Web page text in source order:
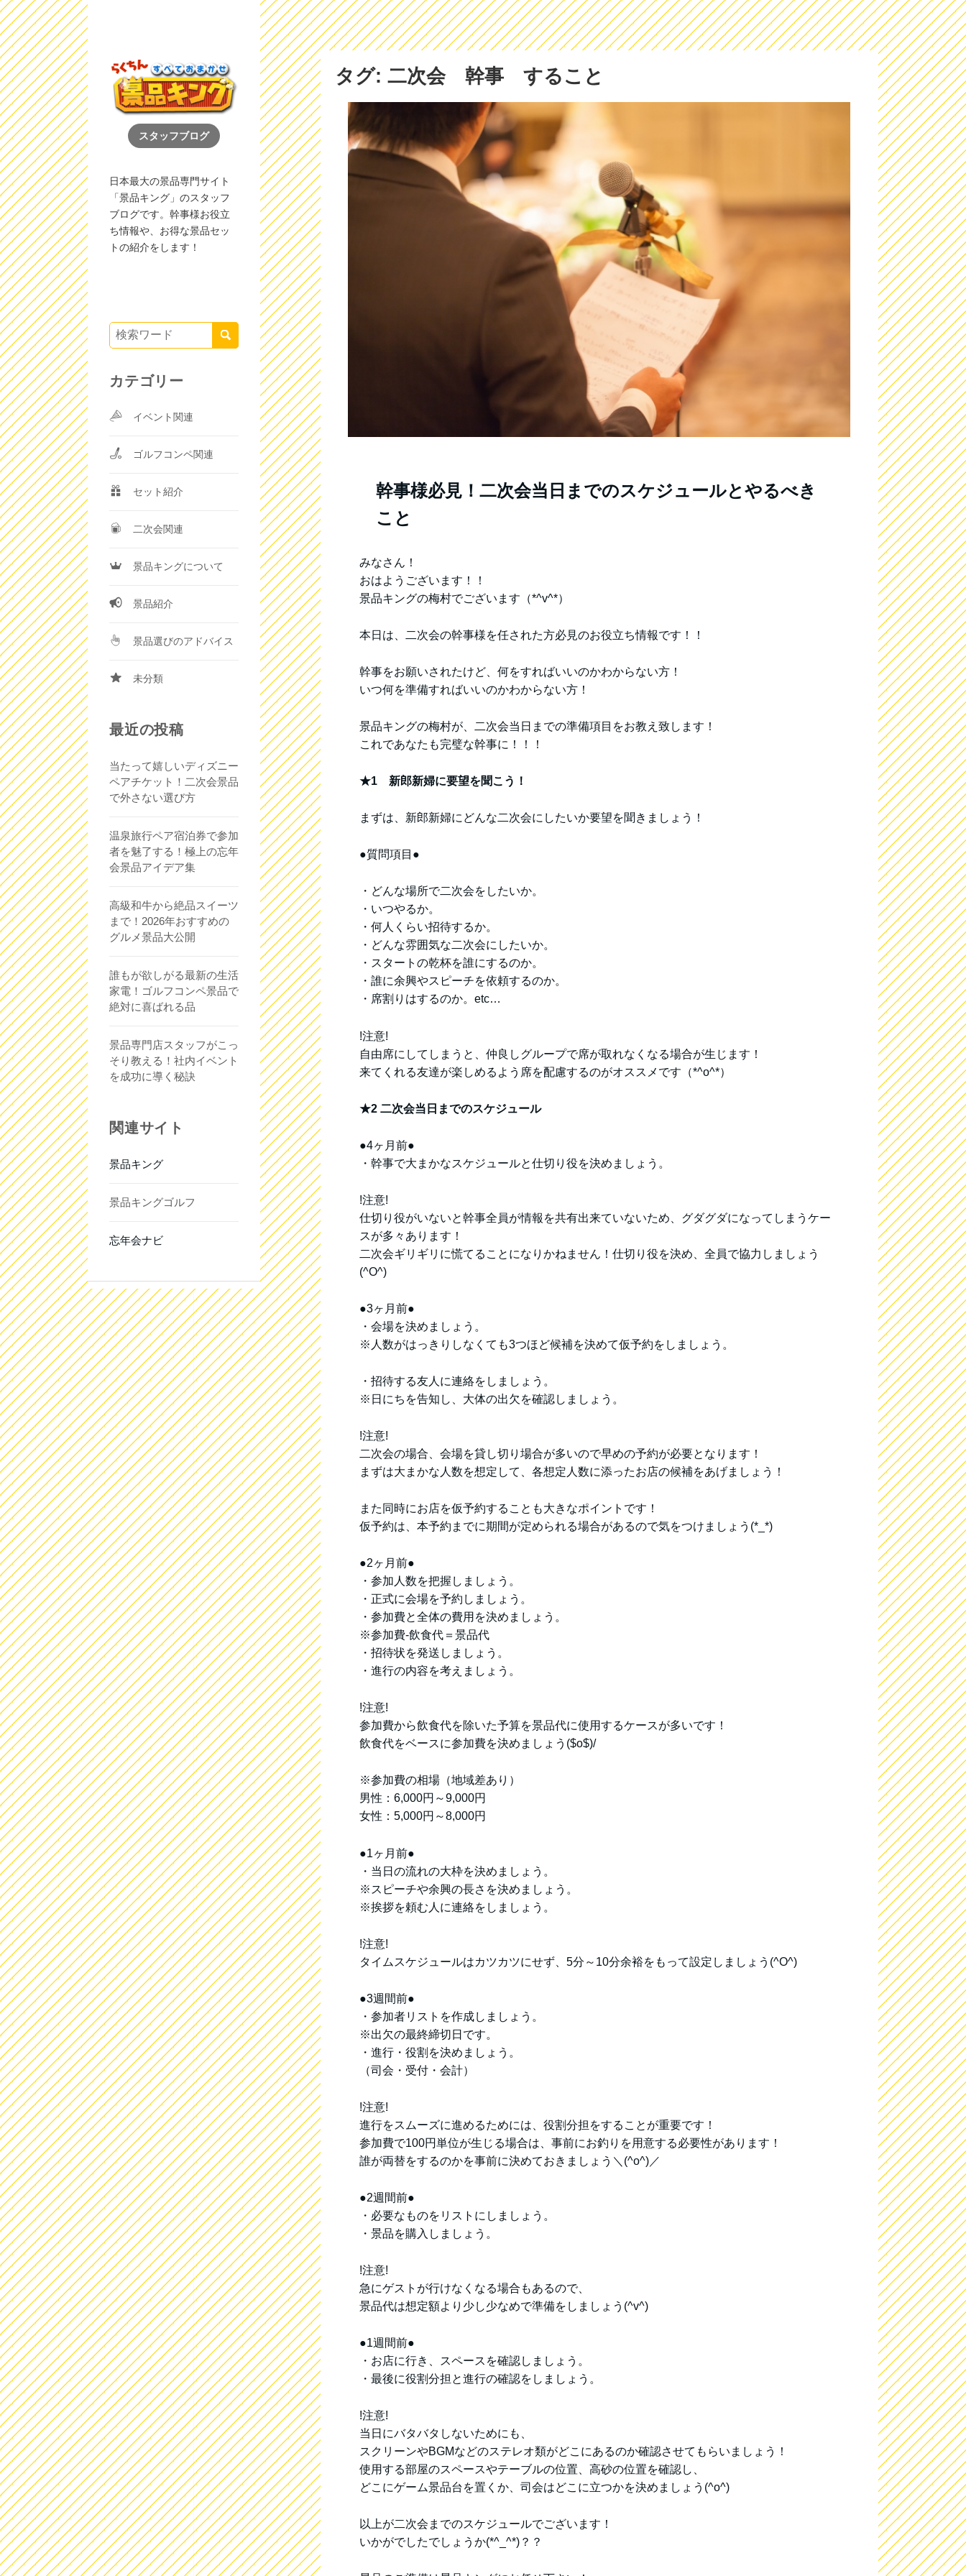
スタッフブログ
日本最大の景品専門サイト
「景品キング」のスタッフ
ブログです。幹事様お役立
ち情報や、お得な景品セッ
トの紹介をします！
カテゴリー
イベント関連
ゴルフコンペ関連
セット紹介
二次会関連
景品キングについて
景品紹介
景品選びのアドバイス
未分類
最近の投稿
当たって嬉しいディズニー
ペアチケット！二次会景品
で外さない選び方
温泉旅行ペア宿泊券で参加
者を魅了する！極上の忘年
会景品アイデア集
高級和牛から絶品スイーツ
まで！2026年おすすめの
グルメ景品大公開
誰もが欲しがる最新の生活
家電！ゴルフコンペ景品で
絶対に喜ばれる品
景品専門店スタッフがこっ
そり教える！社内イベント
を成功に導く秘訣
関連サイト
景品キング
景品キングゴルフ
忘年会ナビ
タグ: 二次会 幹事 すること
幹事様必見！二次会当日までのスケジュールとやるべき
こと
みなさん！
おはようございます！！
景品キングの梅村でございます（*^v^*）
本日は、二次会の幹事様を任された方必見のお役立ち情報です！！
幹事をお願いされたけど、何をすればいいのかわからない方！
いつ何を準備すればいいのかわからない方！
景品キングの梅村が、二次会当日までの準備項目をお教え致します！
これであなたも完璧な幹事に！！！
★1 新郎新婦に要望を聞こう！
まずは、新郎新婦にどんな二次会にしたいか要望を聞きましょう！
●質問項目●
・どんな場所で二次会をしたいか。
・いつやるか。
・何人くらい招待するか。
・どんな雰囲気な二次会にしたいか。
・スタートの乾杯を誰にするのか。
・誰に余興やスピーチを依頼するのか。
・席割りはするのか。etc…
!注意!
自由席にしてしまうと、仲良しグループで席が取れなくなる場合が生じます！
来てくれる友達が楽しめるよう席を配慮するのがオススメです（*^o^*）
★2 二次会当日までのスケジュール
●4ヶ月前●
・幹事で大まかなスケジュールと仕切り役を決めましょう。
!注意!
仕切り役がいないと幹事全員が情報を共有出来ていないため、グダグダになってしまうケー
スが多々あります！
二次会ギリギリに慌てることになりかねません！仕切り役を決め、全員で協力しましょう
(^O^)
●3ヶ月前●
・会場を決めましょう。
※人数がはっきりしなくても3つほど候補を決めて仮予約をしましょう。
・招待する友人に連絡をしましょう。
※日にちを告知し、大体の出欠を確認しましょう。
!注意!
二次会の場合、会場を貸し切り場合が多いので早めの予約が必要となります！
まずは大まかな人数を想定して、各想定人数に添ったお店の候補をあげましょう！
また同時にお店を仮予約することも大きなポイントです！
仮予約は、本予約までに期間が定められる場合があるので気をつけましょう(*_*)
●2ヶ月前●
・参加人数を把握しましょう。
・正式に会場を予約しましょう。
・参加費と全体の費用を決めましょう。
※参加費-飲食代＝景品代
・招待状を発送しましょう。
・進行の内容を考えましょう。
!注意!
参加費から飲食代を除いた予算を景品代に使用するケースが多いです！
飲食代をベースに参加費を決めましょう($o$)/
※参加費の相場（地域差あり）
男性：6,000円～9,000円
女性：5,000円～8,000円
●1ヶ月前●
・当日の流れの大枠を決めましょう。
※スピーチや余興の長さを決めましょう。
※挨拶を頼む人に連絡をしましょう。
!注意!
タイムスケジュールはカツカツにせず、5分～10分余裕をもって設定しましょう(^O^)
●3週間前●
・参加者リストを作成しましょう。
※出欠の最終締切日です。
・進行・役割を決めましょう。
（司会・受付・会計）
!注意!
進行をスムーズに進めるためには、役割分担をすることが重要です！
参加費で100円単位が生じる場合は、事前にお釣りを用意する必要性があります！
誰が両替をするのかを事前に決めておきましょう＼(^o^)／
●2週間前●
・必要なものをリストにしましょう。
・景品を購入しましょう。
!注意!
急にゲストが行けなくなる場合もあるので、
景品代は想定額より少し少なめで準備をしましょう(^v^)
●1週間前●
・お店に行き、スペースを確認しましょう。
・最後に役割分担と進行の確認をしましょう。
!注意!
当日にバタバタしないためにも、
スクリーンやBGMなどのステレオ類がどこにあるのか確認させてもらいましょう！
使用する部屋のスペースやテーブルの位置、高砂の位置を確認し、
どこにゲーム景品台を置くか、司会はどこに立つかを決めましょう(^o^)
以上が二次会までのスケジュールでございます！
いかがでしたでしょうか(*^_^*)？？